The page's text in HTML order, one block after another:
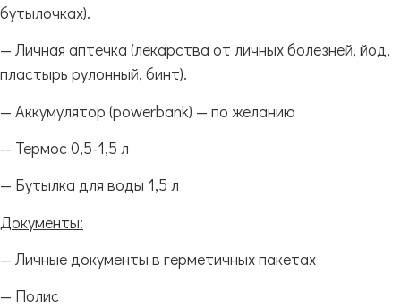
бутылочках).
— Личная аптечка (лекарства от личных болезней, йод,
пластырь рулонный, бинт).
— Аккумулятор (powerbank) — по желанию
— Термос 0,5-1,5 л
— Бутылка для воды 1,5 л
Документы:
— Личные документы в герметичных пакетах
— Полис